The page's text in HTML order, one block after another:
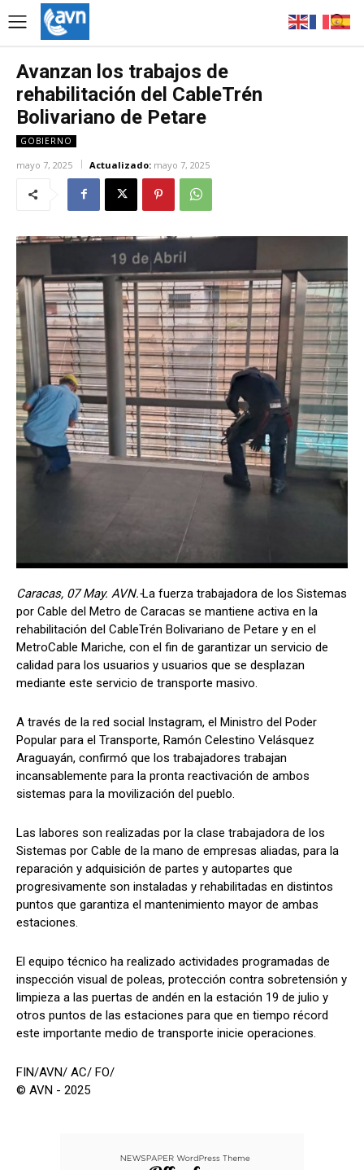
Avanzan los trabajos de
rehabilitación del CableTrén
Bolivariano de Petare
GOBIERNO
mayo 7, 2025 Actualizado: mayo 7, 2025
Caracas, 07 May. AVN.-La fuerza trabajadora de los Sistemas
por Cable del Metro de Caracas se mantiene activa en la
rehabilitación del CableTrén Bolivariano de Petare y en el
MetroCable Mariche, con el fin de garantizar un servicio de
calidad para los usuarios y usuarios que se desplazan
mediante este servicio de transporte masivo.
A través de la red social Instagram, el Ministro del Poder
Popular para el Transporte, Ramón Celestino Velásquez
Araguayán, confirmó que los trabajadores trabajan
incansablemente para la pronta reactivación de ambos
sistemas para la movilización del pueblo.
Las labores son realizadas por la clase trabajadora de los
Sistemas por Cable de la mano de empresas aliadas, para la
reparación y adquisición de partes y autopartes que
progresivamente son instaladas y rehabilitadas en distintos
puntos que garantiza el mantenimiento mayor de ambas
estaciones.
El equipo técnico ha realizado actividades programadas de
inspección visual de poleas, protección contra sobretensión y
limpieza a las puertas de andén en la estación 19 de julio y
otros puntos de las estaciones para que en tiempo récord
este importante medio de transporte inicie operaciones.
FIN/AVN/ AC/ FO/
© AVN - 2025